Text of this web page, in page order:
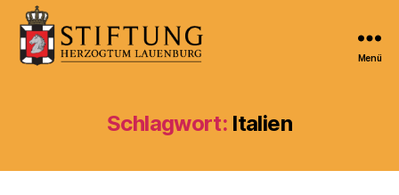
Menü
Schlagwort: Italien